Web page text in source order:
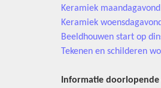
Keramiek
Keramiek
Beeldhouwen start op
Tekenen en schilderen
Informatie doorlopende